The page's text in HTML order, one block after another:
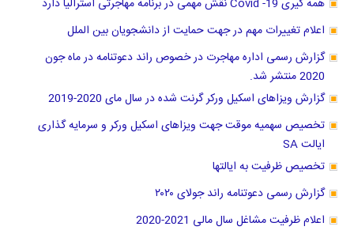
همه گیری Covid -19 نقش مهمی در برنامه مهاجرتی استرالیا دارد
اعلام تغییرات مهم در جهت حمایت از دانشجویان بین الملل
گزارش رسمی اداره مهاجرت در خصوص راند دعوتنامه در ماه جون
2020 منتشر شد.
گزارش ویزاهای اسکیل ورکر گرنت شده در سال مای 2020-2019
تخصیص سهمیه موقت جهت ویزاهای اسکیل ورکر و سرمایه گذاری
ایالت SA
تخصیص ظرفیت به ایالتها
گزارش رسمی دعوتنامه راند جولای ۲۰۲۰
اعلام ظرفیت مشاغل سال مالی 2021-2020